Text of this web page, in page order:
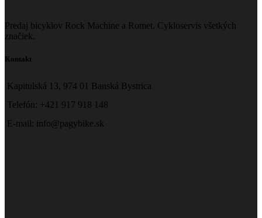
Predaj bicyklov Rock Machine a Romet. Cykloservis všetkých
značiek.
Kontakt
Kapitulská 13, 974 01 Banská Bystrica
Telefón: +421 917 918 148
E-mail: info@pagybike.sk